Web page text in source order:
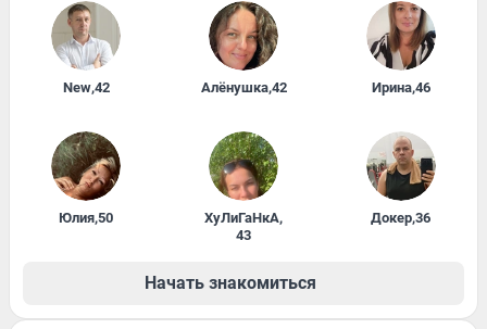
New,42 Алёнушка,42 Ирина,46
Юлия,50 ХуЛиГаНкА,
43
Докер,36
Начать знакомиться